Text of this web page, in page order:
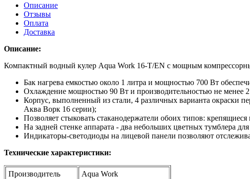
Описание
Отзывы
Оплата
Доставка
Описание:
Компактный водный кулер Aqua Work 16-T/EN с мощным
Бак нагрева емкостью около 1 литра и мощностью 700 Вт
Охлаждение мощностью 90 Вт и производительностью не менее
Корпус, выполненный из стали, 4 различных варианта окраски
Аква Ворк 16 серии);
Позволяет стыковать стаканодержатели обоих типов:
На задней стенке аппарата - два небольших цветных тумблера
Индикаторы-светодиоды на лицевой панели позволяют
Технические характеристики:
Производитель
Aqua Work